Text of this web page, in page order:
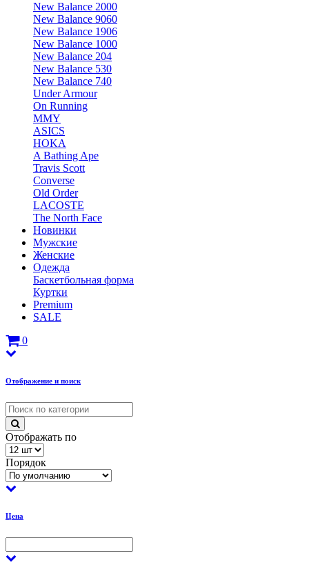
New Balance 2000
New Balance 9060
New Balance 1906
New Balance 1000
New Balance 204
New Balance 530
New Balance 740
Under Armour
On Running
MMY
ASICS
HOKA
A Bathing Ape
Travis Scott
Converse
Old Order
LACOSTE
The North Face
Новинки
Мужские
Женские
Одежда
Баскетбольная форма
Куртки
Premium
SALE
0
Отображение и поиск
Отображать по
Порядок
Цена